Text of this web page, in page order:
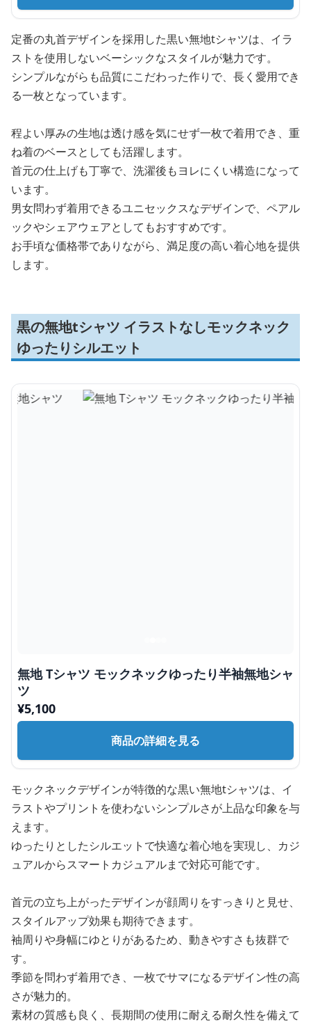
定番の丸首デザインを採用した黒い無地tシャツは、イラ
ストを使用しないベーシックなスタイルが魅力です。
シンプルながらも品質にこだわった作りで、長く愛用でき
る一枚となっています。
程よい厚みの生地は透け感を気にせず一枚で着用でき、重
ね着のベースとしても活躍します。
首元の仕上げも丁寧で、洗濯後もヨレにくい構造になって
います。
男女問わず着用できるユニセックスなデザインで、ペアル
ックやシェアウェアとしてもおすすめです。
お手頃な価格帯でありながら、満足度の高い着心地を提供
します。
黒の無地tシャツ イラストなしモックネック
ゆったりシルエット
無地 Tシャツ モックネックゆったり半袖無地シャ
ツ
¥5,100
商品の詳細を見る
モックネックデザインが特徴的な黒い無地tシャツは、イ
ラストやプリントを使わないシンプルさが上品な印象を与
えます。
ゆったりとしたシルエットで快適な着心地を実現し、カジ
ュアルからスマートカジュアルまで対応可能です。
首元の立ち上がったデザインが顔周りをすっきりと見せ、
スタイルアップ効果も期待できます。
袖周りや身幅にゆとりがあるため、動きやすさも抜群で
す。
季節を問わず着用でき、一枚でサマになるデザイン性の高
さが魅力的。
素材の質感も良く、長期間の使用に耐える耐久性を備えて